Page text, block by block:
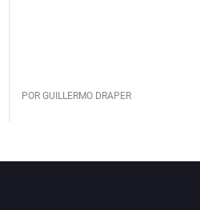
POR GUILLERMO DRAPER